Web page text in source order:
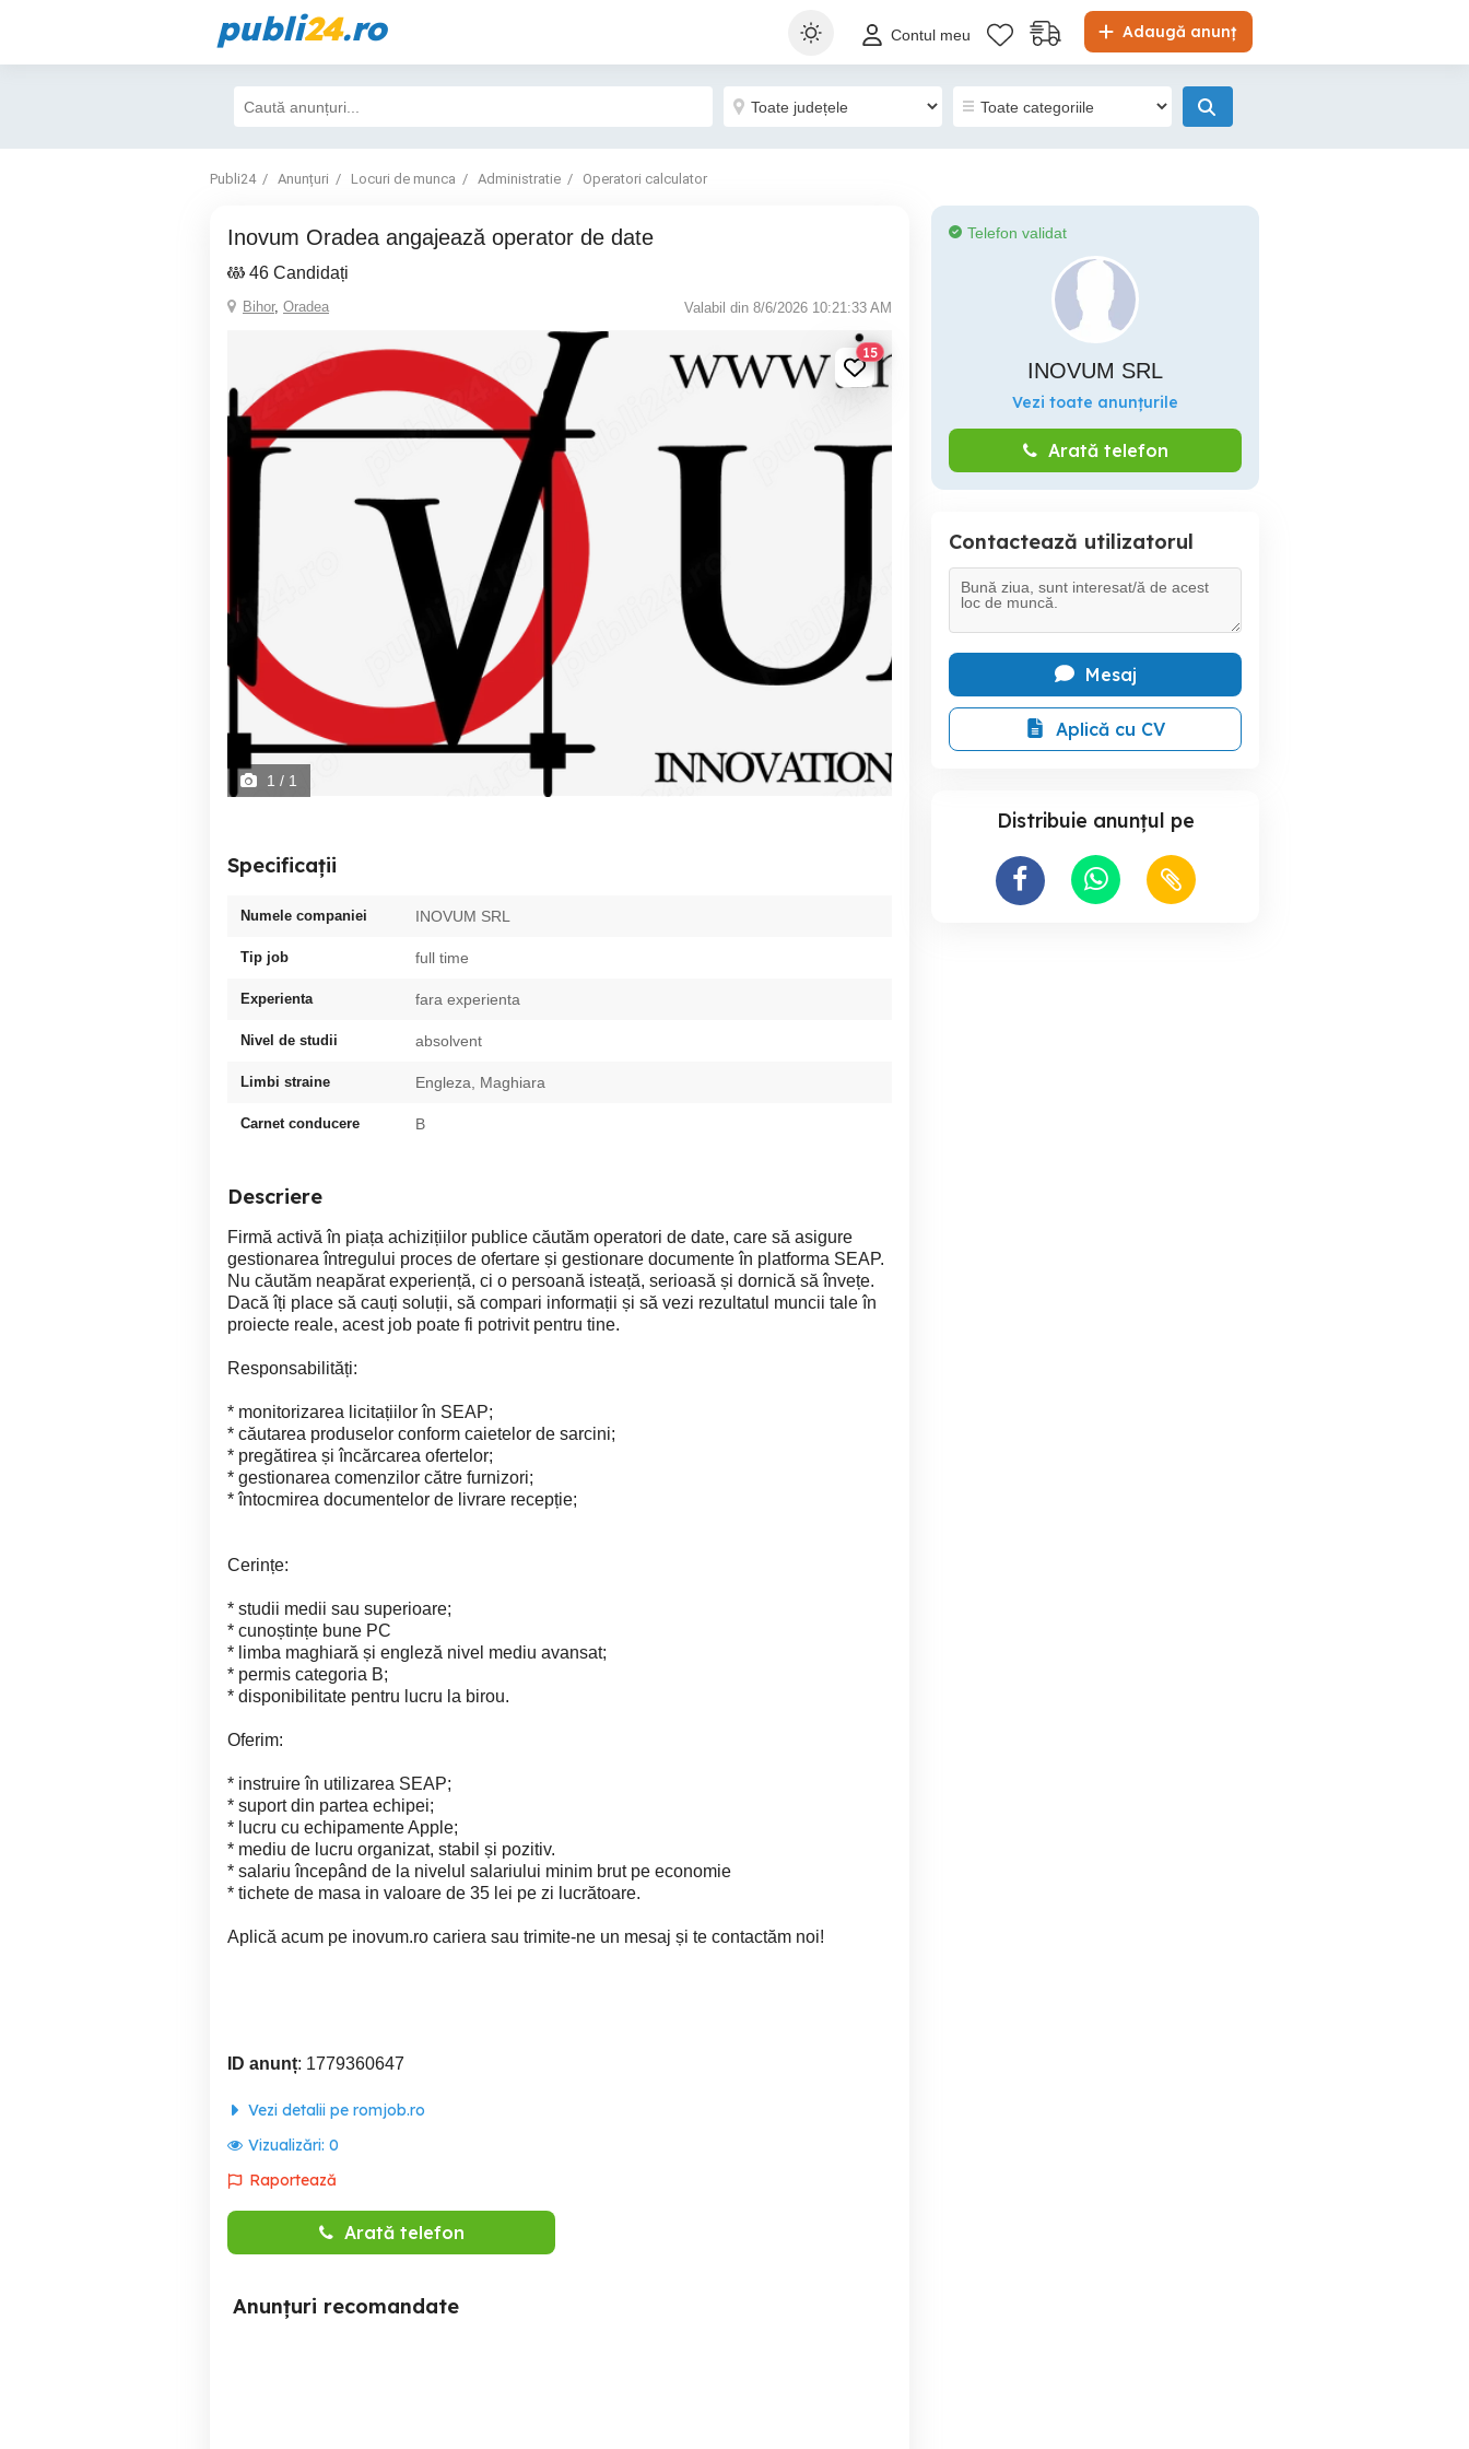
publi24.ro Adaugă anunț
Contul meu
Publi24 Anunțuri Locuri de munca Administratie Operatori calculator
Inovum Oradea angajează operator de date
46 Candidați
Bihor, Oradea Valabil din 8/6/2026 10:21:33 AM
15
1 / 1
Specificații
Numele companiei INOVUM SRL
Tip job full time
Experienta fara experienta
Nivel de studii absolvent
Limbi straine Engleza, Maghiara
Carnet conducere B
Descriere
Firmă activă în piața achizițiilor publice căutăm operatori de date, care să asigure
gestionarea întregului proces de ofertare și gestionare documente în platforma SEAP.
Nu căutăm neapărat experiență, ci o persoană isteață, serioasă și dornică să învețe.
Dacă îți place să cauți soluții, să compari informații și să vezi rezultatul muncii tale în
proiecte reale, acest job poate fi potrivit pentru tine.
Responsabilități:
* monitorizarea licitațiilor în SEAP;
* căutarea produselor conform caietelor de sarcini;
* pregătirea și încărcarea ofertelor;
* gestionarea comenzilor către furnizori;
* întocmirea documentelor de livrare recepție;
Cerințe:
* studii medii sau superioare;
* cunoștințe bune PC
* limba maghiară și engleză nivel mediu avansat;
* permis categoria B;
* disponibilitate pentru lucru la birou.
Oferim:
* instruire în utilizarea SEAP;
* suport din partea echipei;
* lucru cu echipamente Apple;
* mediu de lucru organizat, stabil și pozitiv.
* salariu începând de la nivelul salariului minim brut pe economie
* tichete de masa in valoare de 35 lei pe zi lucrătoare.
Aplică acum pe inovum.ro cariera sau trimite-ne un mesaj și te contactăm noi!
ID anunț: 1779360647
Vezi detalii pe romjob.ro
Vizualizări: 0
Raportează
Arată telefon
Anunțuri recomandate
Telefon validat
INOVUM SRL
Vezi toate anunțurile
Arată telefon
Contactează utilizatorul
Mesaj
Aplică cu CV
Distribuie anunțul pe